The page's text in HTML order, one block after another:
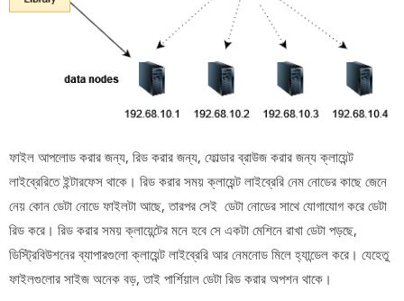
ফাইল আপলোড করার জন্য, রিড করার জন্য, ফোল্ডার ব্রাউজ করার জন্য ক্লায়েন্ট
লাইব্রেরিতে ইন্টারফেস থাকে। রিড করার সময় ক্লায়েন্ট লাইব্রেরি নেম নোডের কাছে জেনে
নেয় কোন ডেটা নোডে ফাইলটা আছে, তারপর সেই ডেটা নোডের সাথে যোগাযোগ করে ডেটা
রিড করে। রিড করার সময় ক্লায়েন্টের মনে হবে সে একটা মেশিনে রাখা ডেটা পড়ছে,
ডিস্ট্রিবিউশনের ব্যাপারগুলো ক্লায়েন্ট লাইব্রেরি আর নেমনোড মিলে হ্যান্ডেল করে। যেহেতু
ফাইলগুলোর সাইজ অনেক বড়, তাই পার্শিয়াল ডেটা রিড করার অপশন থাকে।